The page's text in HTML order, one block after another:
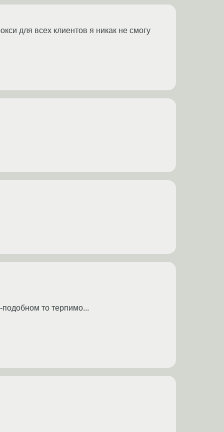
для всех клиентов я никак не смогу
подобном то терпимо...